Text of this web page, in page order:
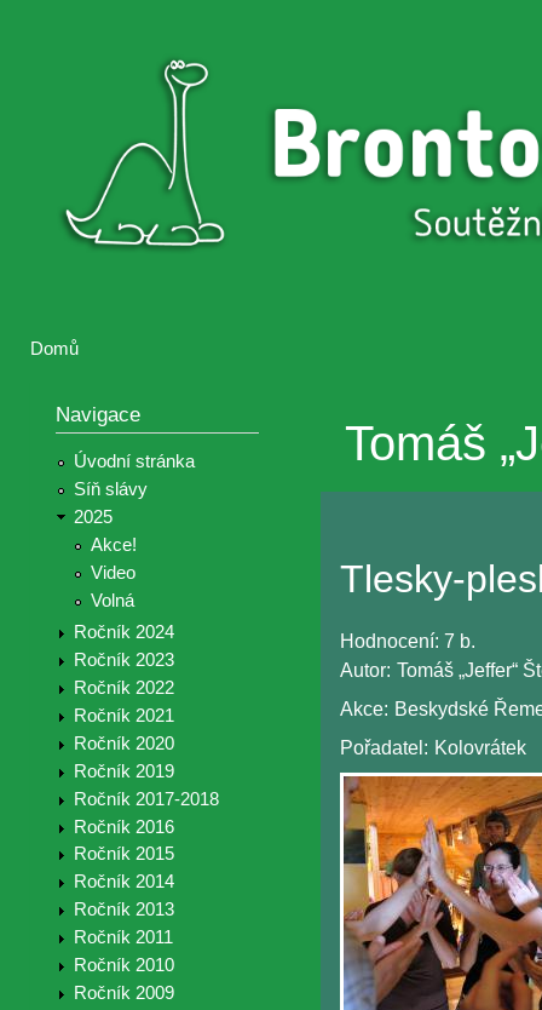
Brontosaurus
Brontosaurus
Domů
Navigace
Úvodní stránka
Síň slávy
2025
Akce!
Video
Volná
Ročník 2024
Ročník 2023
Ročník 2022
Ročník 2021
Ročník 2020
Ročník 2019
Ročník 2017-2018
Ročník 2016
Ročník 2015
Ročník 2014
Ročník 2013
Ročník 2011
Ročník 2010
Ročník 2009
Tomáš
Tlesky-
Hodnocení: 7 b.
Autor: Tomáš „Jeffer“
Akce: Beskydské
Pořadatel: Kolovrátek